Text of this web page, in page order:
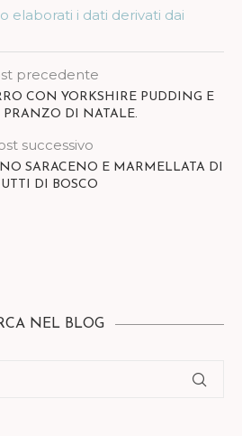
elaborati i dati derivati dai
precedente
CON YORKSHIRE PUDDING E
PRANZO DI NATALE.
successivo
SARACENO E MARMELLATA DI
DI BOSCO
NEL BLOG